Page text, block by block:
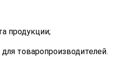
продукции;
товаропроизводителей.